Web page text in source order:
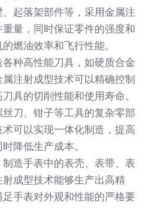
起落架部件等，采用金属注
量，同时保证零件的强度和
燃油效率和飞行性能。
种高性能刀具，如硬质合金
注射成型技术可以精确控制
具的切削性能和使用寿命。
刀、钳子等工具的复杂零部
可以实现一体化制造，提高
降低生产成本。
造手表中的表壳、表带、表
成型技术能够生产出高精
手表对外观和性能的严格要